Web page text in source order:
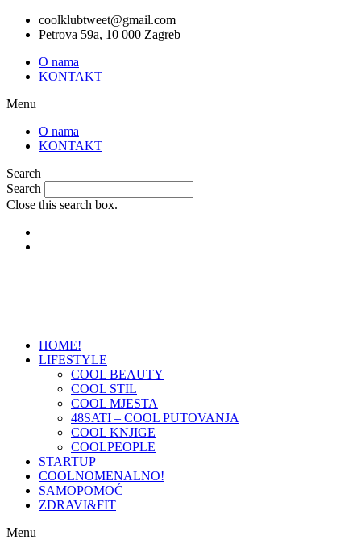
Skip
coolklubtweet@gmail.com
Petrova 59a, 10 000 Zagreb
O nama
KONTAKT
Menu
O nama
KONTAKT
Search
Search
Close this search box.
HOME!
LIFESTYLE
COOL BEAUTY
COOL STIL
COOL MJESTA
48SATI – COOL PUTOVANJA
COOL KNJIGE
COOLPEOPLE
STARTUP
COOLNOMENALNO!
SAMOPOMOĆ
ZDRAVI&FIT
Menu